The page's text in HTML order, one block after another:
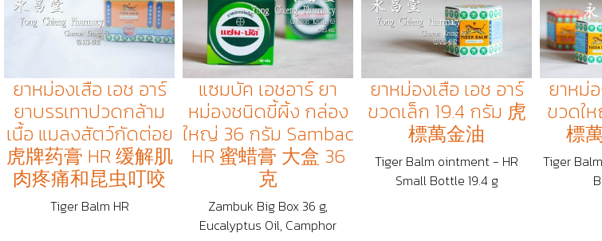
ยาหม่องเสือ เอช อาร์
ยาบรรเทาปวดกล้าม
เนื้อ แมลงสัตว์กัดต่อย
虎牌药膏 HR 缓解肌
肉疼痛和昆虫叮咬
Tiger Balm HR
แซมบัค เอชอาร์ ยา
หม่องชนิดขี้ผิ้ง กล่อง
ใหญ่ 36 กรัม Sambac
HR 蜜蜡膏 大盒 36
克
Zambuk Big Box 36 g,
Eucalyptus Oil, Camphor
ยาหม่องเสือ เอช อาร์
ขวดเล็ก 19.4 กรัม 虎
標萬金油
Tiger Balm ointment - HR
Small Bottle 19.4 g
ยาหม่
ขวดใ
標
Tiger